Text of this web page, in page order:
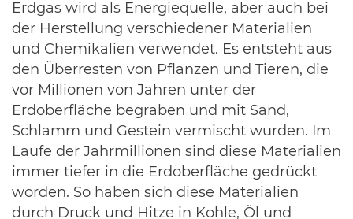
Erdgas wird als Energiequelle, aber auch bei
der Herstellung verschiedener Materialien
und Chemikalien verwendet. Es entsteht aus
den Überresten von Pflanzen und Tieren, die
vor Millionen von Jahren unter der
Erdoberfläche begraben und mit Sand,
Schlamm und Gestein vermischt wurden. Im
Laufe der Jahrmillionen sind diese Materialien
immer tiefer in die Erdoberfläche gedrückt
worden. So haben sich diese Materialien
durch Druck und Hitze in Kohle, Öl und